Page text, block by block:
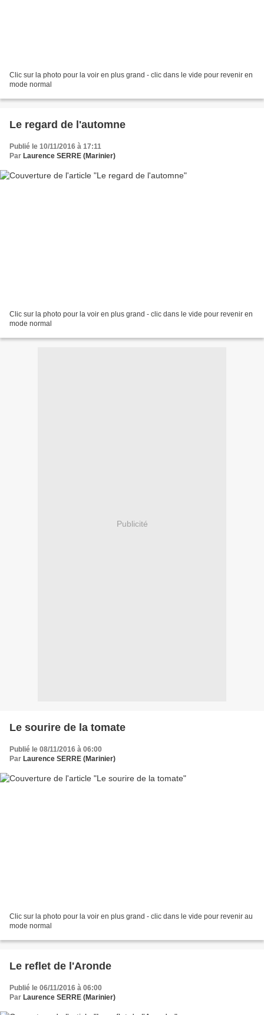
Clic sur la photo pour la voir en plus grand - clic dans le vide pour revenir en
mode normal
Le regard de l'automne
Publié le 10/11/2016 à 17:11
Par Laurence SERRE (Marinier)
Clic sur la photo pour la voir en plus grand - clic dans le vide pour revenir en
mode normal
Publicité
Le sourire de la tomate
Publié le 08/11/2016 à 06:00
Par Laurence SERRE (Marinier)
Clic sur la photo pour la voir en plus grand - clic dans le vide pour revenir au
mode normal
Le reflet de l'Aronde
Publié le 06/11/2016 à 06:00
Par Laurence SERRE (Marinier)